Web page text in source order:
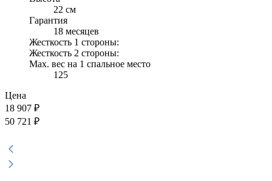
22 см
Гарантия
18 месяцев
Жесткость 1 стороны:
Жесткость 2 стороны:
Max. вес на 1 спальное место
125
Цена
18 907 ₽
50 721 ₽